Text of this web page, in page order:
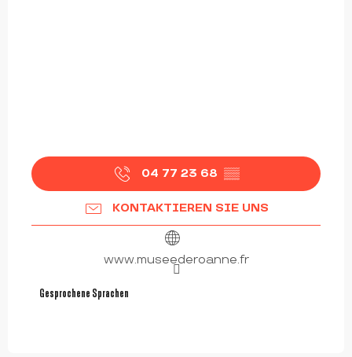
04 77 23 68 ▒▒
KONTAKTIEREN SIE UNS
www.museederoanne.fr
Gesprochene Sprachen
Gesprochene Sprachen